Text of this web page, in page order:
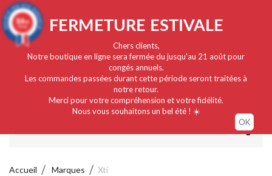
Français
FERMETURE ESTIVALE
Chers clients,
Notre boutique en ligne sera fermée du jusqu'au 21 août pour
congés annuels.
Les commandes passées durant cette période seront traitées à
notre retour.
Merci pour votre compréhension et votre fidélité.
Nous vous souhaitons un bel été ! ☀️
OK
Accueil Marques Xti
9.4/10